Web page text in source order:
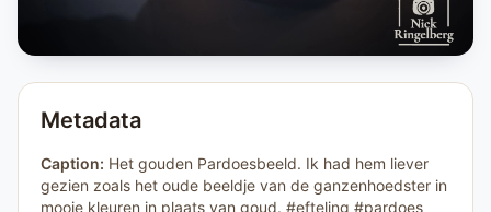
Metadata
Caption: Het gouden Pardoesbeeld. Ik had hem liever
gezien zoals het oude beeldje van de ganzenhoedster in
mooie kleuren in plaats van goud. #efteling #pardoes